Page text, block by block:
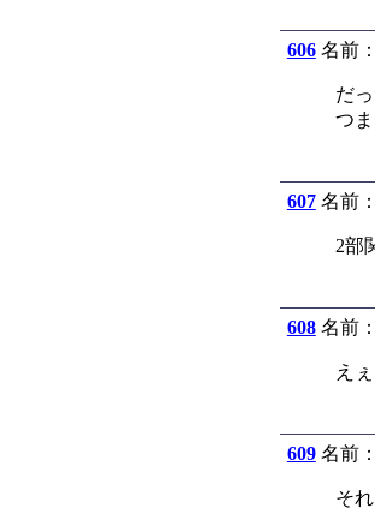
606名前：
だ
つ
607名前：
2部
608名前：
え
609名前：
それ